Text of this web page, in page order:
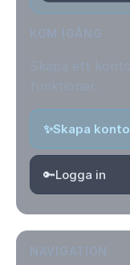
✨Skapa konto
🔑Logga in